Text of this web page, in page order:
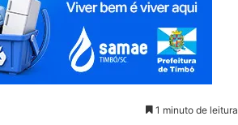
1 minuto de leitura